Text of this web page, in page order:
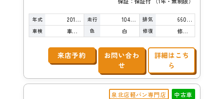
年式 2017年 走行 104,000km 排気 660cc
車検 車検整備付 色 白 修復 修復歴無し
来店予約
お問い合わ
せ
詳細はこち
ら
泉北店軽バン専門店 中古車